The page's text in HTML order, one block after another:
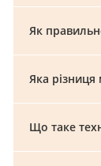
Як
Яка
Що таке